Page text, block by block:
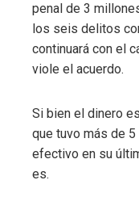
penal de 3
los seis delitos
continuará con el
viole el acuerdo.
Si bien el dinero
que tuvo más de
efectivo en su
es.